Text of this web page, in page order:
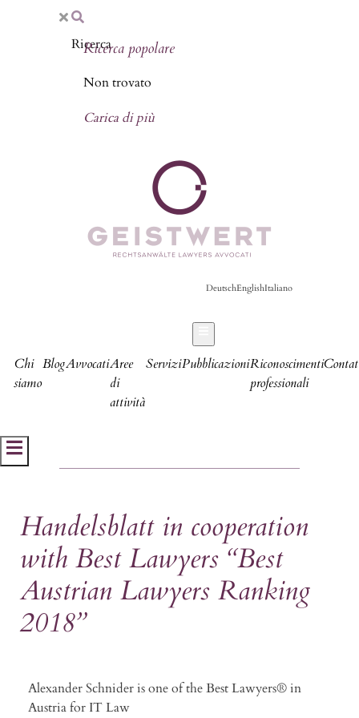
Ricerca popolare
Non trovato
Carica di più
DeutschEnglishItaliano
Chi
siamo
BlogAvvocatiAree
di
attività
ServiziPubblicazioniRiconoscimenti
professionali
Hamburger Toggle Menu
Handelsblatt in cooperation
with Best Lawyers “Best
Austrian Lawyers Ranking
2018”
Alexander Schnider is one of the Best Lawyers® in
Austria for IT Law